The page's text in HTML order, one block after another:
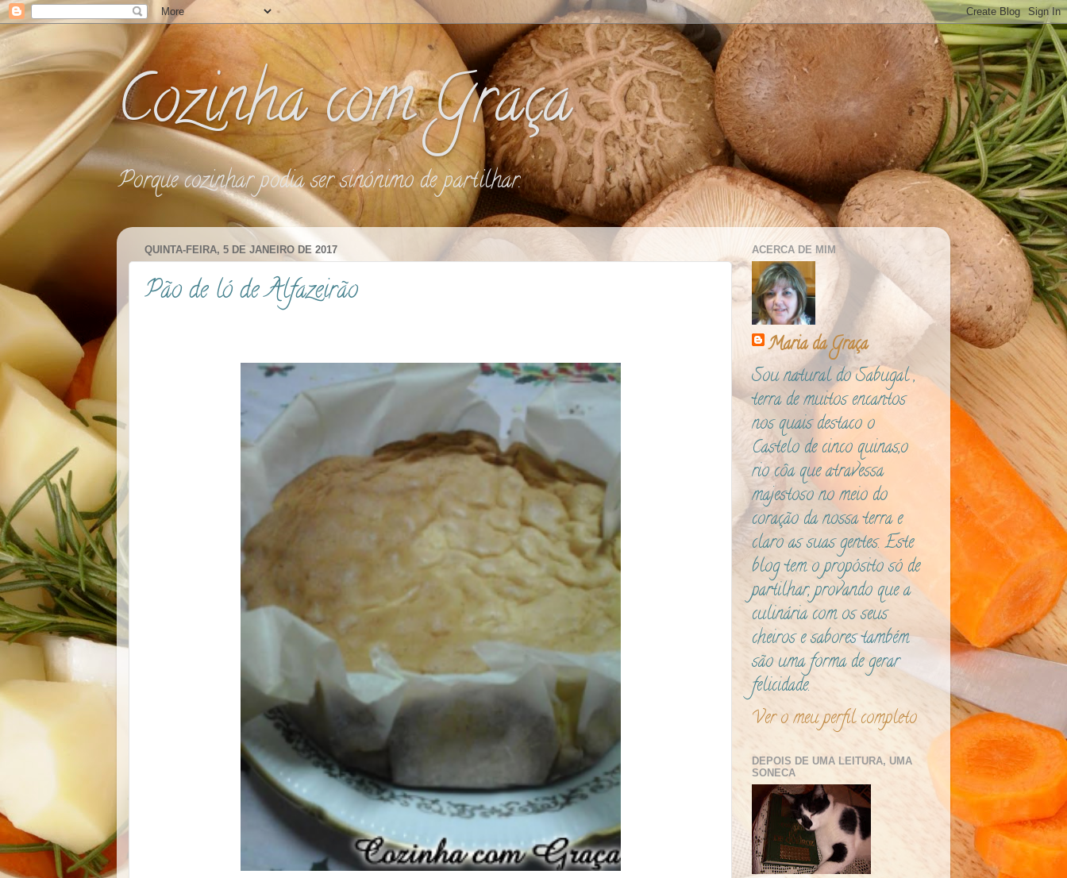
Cozinha com Graça
Porque cozinhar podia ser sinónimo de partilhar.
QUINTA-FEIRA, 5 DE JANEIRO DE 2017
Pão de ló de Alfazeirão
ACERCA DE MIM
Maria da Graça
Sou natural do Sabugal ,
terra de muitos encantos
nos quais destaco o
Castelo de cinco quinas,o
rio côa que atravessa
majestoso no meio do
coração da nossa terra e
claro as suas gentes. Este
blog tem o propósito só de
partilhar, provando que a
culinária com os seus
cheiros e sabores também
são uma forma de gerar
felicidade.
Ver o meu perfil completo
DEPOIS DE UMA LEITURA, UMA
SONECA